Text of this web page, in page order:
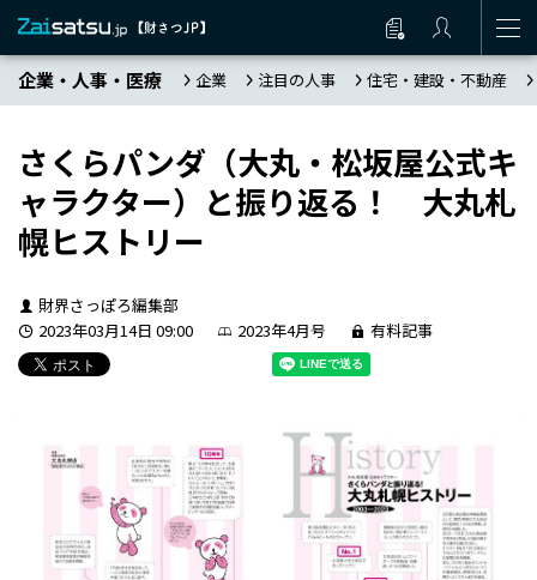
企業・人事・医療 企業 注目の人事 住宅・建設・不動産
さくらパンダ（大丸・松坂屋公式キ
ャラクター）と振り返る！ 大丸札
幌ヒストリー
財界さっぽろ編集部
2023年03月14日 09:00
2023年4月号 有料記事